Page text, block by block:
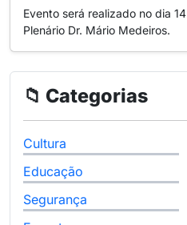
Evento será realizado no dia
Plenário Dr. Mário Medeiros.
📁 Categorias
Cultura
Educação
Segurança